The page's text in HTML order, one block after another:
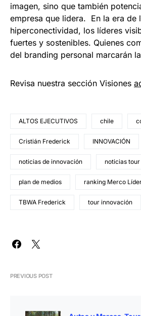
imagen, sino que también
empresa que lidera. En la era de
hiperconectividad, los líderes
fuertes y sostenibles. Quienes
del branding personal marcarán
Revisa nuestra sección Visiones
ALTOS EJECUTIVOS chile
Cristián Frederick INNOVACIÓN
noticias de innovación noticias
plan de medios ranking Merco
TBWA Frederick tour innovación
PREVIOUS POST